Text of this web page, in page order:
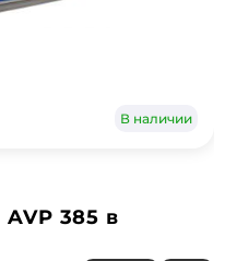
В наличии
385 в